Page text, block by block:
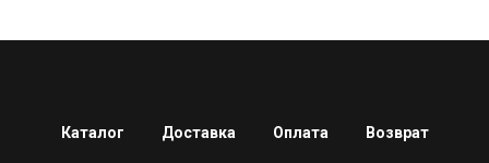
Каталог Доставка Оплата Возврат